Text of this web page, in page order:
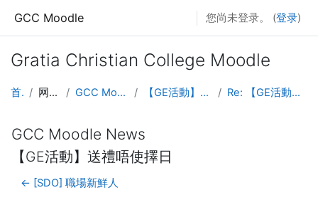
GCC Moodle 您尚未登录。 (登录)
Gratia Christian College Moodle
首页 网站页面 GCC Moodle News 【GE活動】送禮唔使擇日 Re: 【GE活動】送禮唔使擇日
GCC Moodle News
【GE活動】送禮唔使擇日
← [SDO] 職場新鮮人